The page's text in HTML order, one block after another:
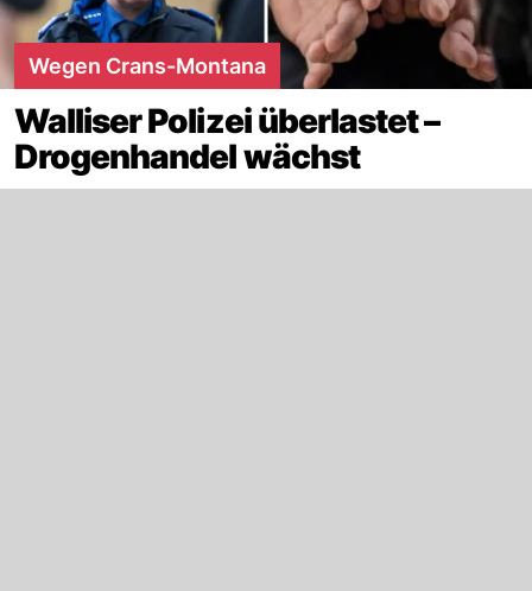
Wegen Crans-Montana
Walliser Polizei überlastet –
Drogenhandel wächst